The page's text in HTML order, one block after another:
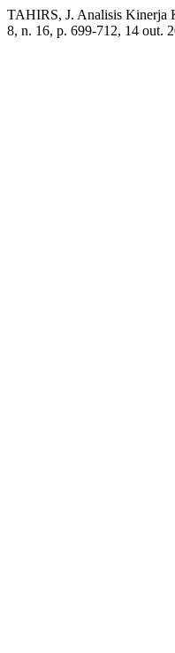
TAHIRS, J. Analisis Kinerja
8, n. 16, p. 699-712, 14 out.